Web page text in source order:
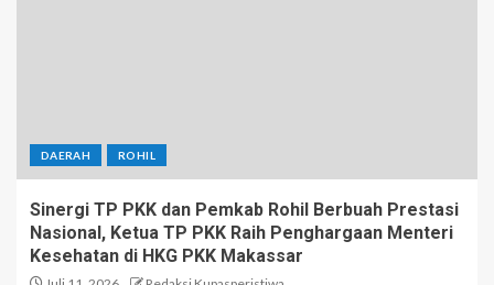
DAERAH ROHIL
Sinergi TP PKK dan Pemkab Rohil Berbuah Prestasi
Nasional, Ketua TP PKK Raih Penghargaan Menteri
Kesehatan di HKG PKK Makassar